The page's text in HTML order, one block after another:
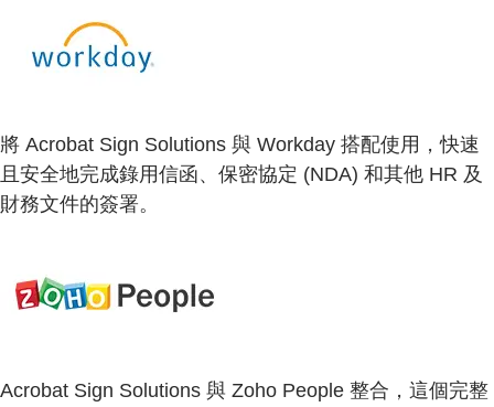
將 Acrobat Sign Solutions 與 Workday 搭配使用，快速
且安全地完成錄用信函、保密協定 (NDA) 和其他 HR 及
財務文件的簽署。
Acrobat Sign Solutions 與 Zoho People 整合，這個完整